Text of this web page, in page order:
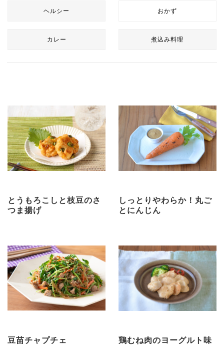
ヘルシー おかず
カレー 煮込み料理
とうもろこしと枝豆のさ
つま揚げ
しっとりやわらか！丸ご
とにんじん
豆苗チャプチェ
鶏むね肉のヨーグルト味